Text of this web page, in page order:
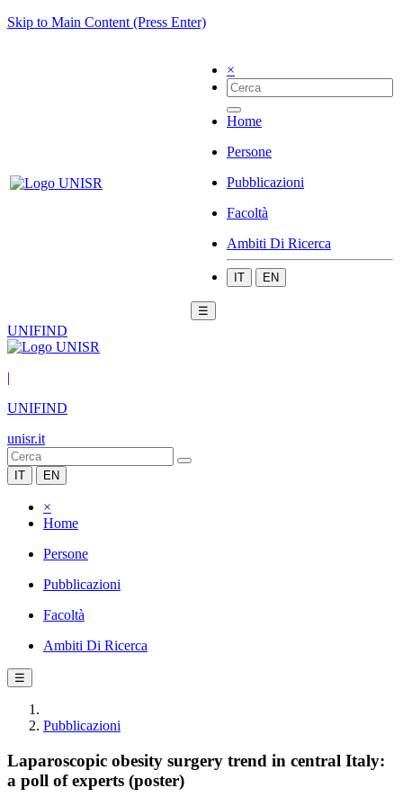
Skip to Main Content (Press Enter)
×
Home
Persone
Pubblicazioni
Facoltà
Ambiti Di Ricerca
IT EN
☰
UNIFIND
|
UNIFIND
unisr.it
IT EN
×
Home
Persone
Pubblicazioni
Facoltà
Ambiti Di Ricerca
☰
Pubblicazioni
Laparoscopic obesity surgery trend in central Italy:
a poll of experts (poster)